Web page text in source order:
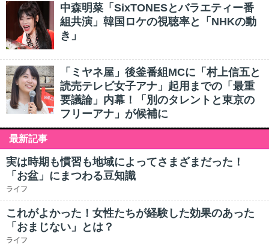
中森明菜「SixTONESとバラエティー番
組共演」韓国ロケの視聴率と「NHKの動
き」
「ミヤネ屋」後釜番組MCに「村上信五と
読売テレビ女子アナ」起用までの「最重
要議論」内幕！「別のタレントと東京の
フリーアナ」が候補に
最新記事
実は時期も慣習も地域によってさまざまだった！
「お盆」にまつわる豆知識
ライフ
これがよかった！女性たちが経験した効果のあった
「おまじない」とは？
ライフ